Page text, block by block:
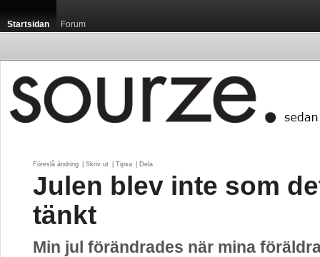
Startsidan Forum
Föreslå ändring Skriv ut Tipsa Dela
Julen blev inte som
tänkt
Min jul förändrades när mina